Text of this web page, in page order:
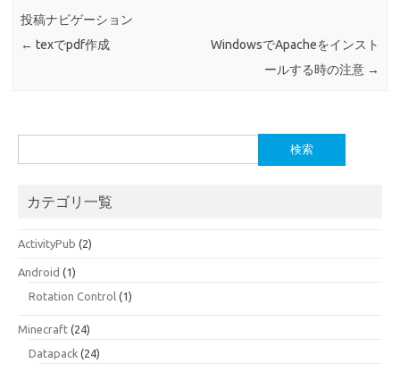
投稿ナビゲーション
← texでpdf作成
WindowsでApacheをインスト
ールする時の注意 →
索:
カテゴリ一覧
ActivityPub (2)
Android (1)
Rotation Control (1)
Minecraft (24)
Datapack (24)